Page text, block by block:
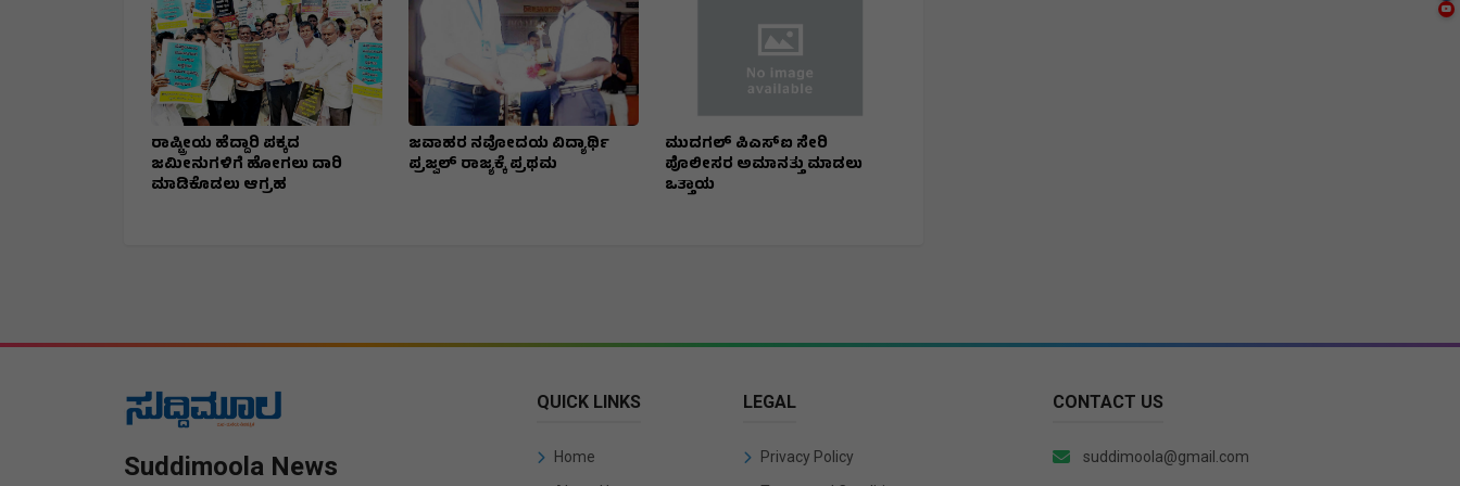
ರಾಷ್ಟ್ರೀಯ ಹೆದ್ದಾರಿ ಪಕ್ಕದ
ಜಮೀನುಗಳಿಗೆ ಹೋಗಲು ದಾರಿ
ಮಾಡಿಕೊಡಲು ಆಗ್ರಹ
ಜವಾಹರ ನವೋದಯ ವಿದ್ಯಾರ್ಥಿ
ಪ್ರಜ್ವಲ್ ರಾಜ್ಯಕ್ಕೆ ಪ್ರಥಮ
ಮುದಗಲ್ ಪಿಎಸ್‌ಐ ಸೇರಿ
ಪೊಲೀಸರ ಅಮಾನತ್ತು ಮಾಡಲು
ಒತ್ತಾಯ
Suddimoola News
QUICK LINKS
Home
LEGAL
Privacy Policy
CONTACT US
suddimoola@gmail.com